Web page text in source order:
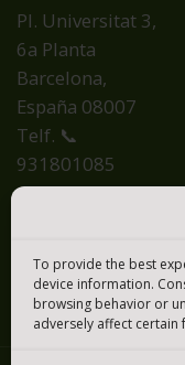
To provide the best
device information.
browsing behavior or
adversely affect certain
Pl. Universitat 3,
6a Planta
Barcelona,
España 08007
Telf. 📞
931801085